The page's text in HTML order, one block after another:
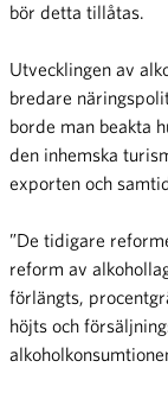
bör detta tillåtas.
Utvecklingen av
bredare
borde man beakta
den inhemska
exporten och
”De tidigare
reform av
förlängts,
höjts och